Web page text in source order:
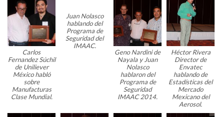
Carlos
Fernandez Súchil
de Uniliever
México habló
sobre
Manufacturas
Clase Mundial.
Juan Nolasco
hablando del
Programa de
Seguridad del
IMAAC.
Geno Nardini de
Nayala y Juan
Nolasco
hablaron del
Programa de
Seguridad
IMAAC 2014.
Héctor Rivera
Director de
Envatec
hablando de
Estadísticas del
Mercado
Mexicano del
Aerosol.